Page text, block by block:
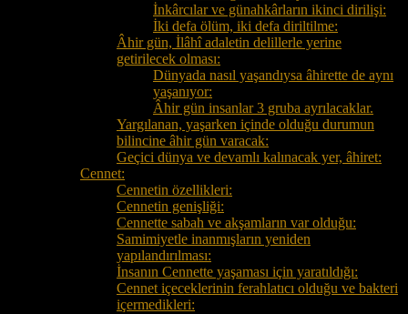
İnkârcılar ve günahkârların ikinci dirilişi:
İki defa ölüm, iki defa diriltilme:
Âhir gün, İlâhî adaletin delillerle yerine
getirilecek olması:
Dünyada nasıl yaşandıysa âhirette de aynı
yaşanıyor:
Âhir gün insanlar 3 gruba ayrılacaklar.
Yargılanan, yaşarken içinde olduğu durumun
bilincine âhir gün varacak:
Geçici dünya ve devamlı kalınacak yer, âhiret:
Cennet:
Cennetin özellikleri:
Cennetin genişliği:
Cennette sabah ve akşamların var olduğu:
Samimiyetle inanmışların yeniden
yapılandırılması:
İnsanın Cennette yaşaması için yaratıldığı:
Cennet içeceklerinin ferahlatıcı olduğu ve bakteri
içermedikleri: